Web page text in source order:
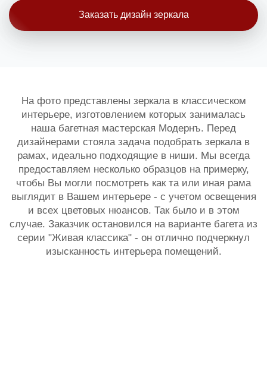
Заказать дизайн зеркала
На фото представлены зеркала в классическом
интерьере, изготовлением которых занималась
наша багетная мастерская Модернъ. Перед
дизайнерами стояла задача подобрать зеркала в
рамах, идеально подходящие в ниши. Мы всегда
предоставляем несколько образцов на примерку,
чтобы Вы могли посмотреть как та или иная рама
выглядит в Вашем интерьере - с учетом освещения
и всех цветовых нюансов. Так было и в этом
случае. Заказчик остановился на варианте багета из
серии "Живая классика" - он отлично подчеркнул
изысканность интерьера помещений.